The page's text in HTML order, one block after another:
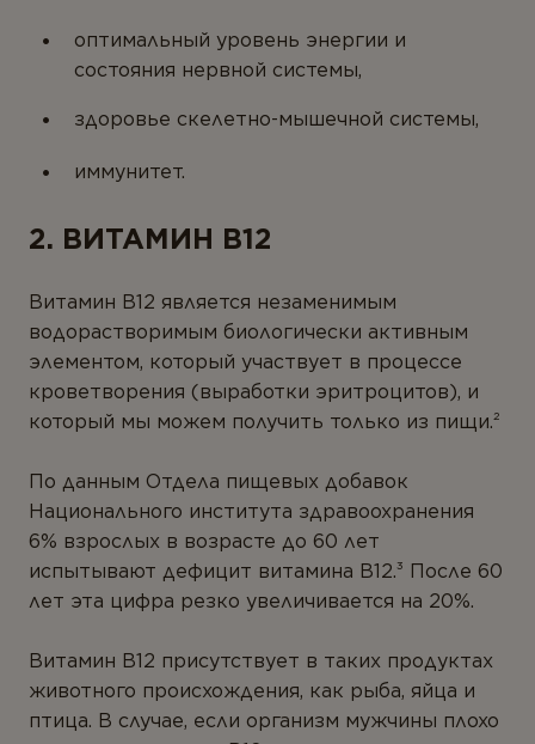
оптимальный уровень энергии и
состояния нервной системы,
здоровье скелетно-мышечной системы,
иммунитет.
2. ВИТАМИН B12
Витамин B12 является незаменимым
водорастворимым биологически активным
элементом, который участвует в процессе
кроветворения (выработки эритроцитов), и
который мы можем получить только из пищи.²
По данным Отдела пищевых добавок
Национального института здравоохранения
6% взрослых в возрасте до 60 лет
испытывают дефицит витамина B12.³ После 60
лет эта цифра резко увеличивается на 20%.
Витамин B12 присутствует в таких продуктах
животного происхождения, как рыба, яйца и
птица. В случае, если организм мужчины плохо